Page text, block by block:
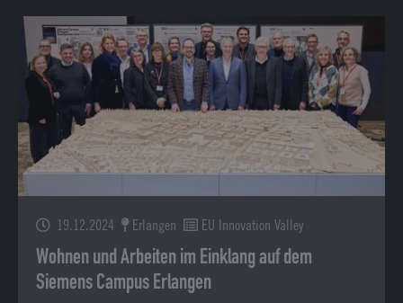
19.12.2024 Erlangen EU Innovation Valley
Wohnen und Arbeiten im Einklang auf dem
Siemens Campus Erlangen